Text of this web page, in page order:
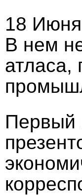
18
В нем
атласа,
Первый